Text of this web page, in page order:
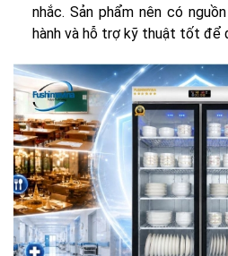
nhắc. Sản phẩm nên có
hành và hỗ trợ kỹ thuật tốt để